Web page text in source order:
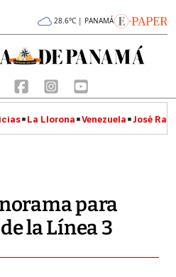
28.6°C | PANAMÁ
La Llorona Venezuela José
para
la Línea 3